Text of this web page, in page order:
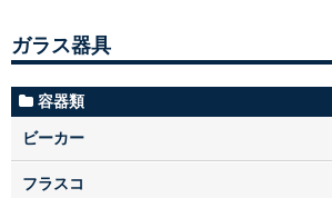
ガラス器具
容器類
ビーカー
フラスコ